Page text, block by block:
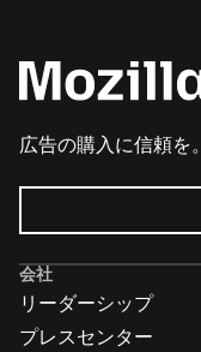
広告の購入に信頼を。
会社
リーダーシップ
プレスセンター